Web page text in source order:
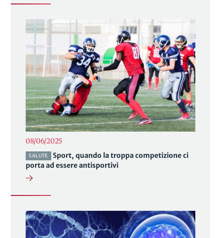
08/06/2025
SALUTE
Sport, quando la troppa competizione ci
porta ad essere antisportivi